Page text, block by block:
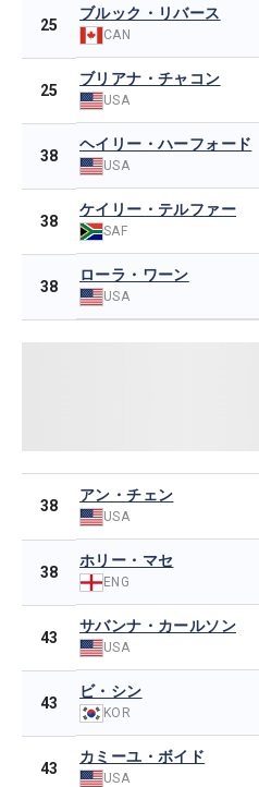
25
ブルック・リバース
CAN
25
ブリアナ・チャコン
USA
38
ヘイリー・ハーフォード
USA
38
ケイリー・テルファー
SAF
38
ローラ・ワーン
USA
38
アン・チェン
USA
38
ホリー・マセ
ENG
43
サバンナ・カールソン
USA
43
ビ・シン
KOR
43
カミーユ・ボイド
USA